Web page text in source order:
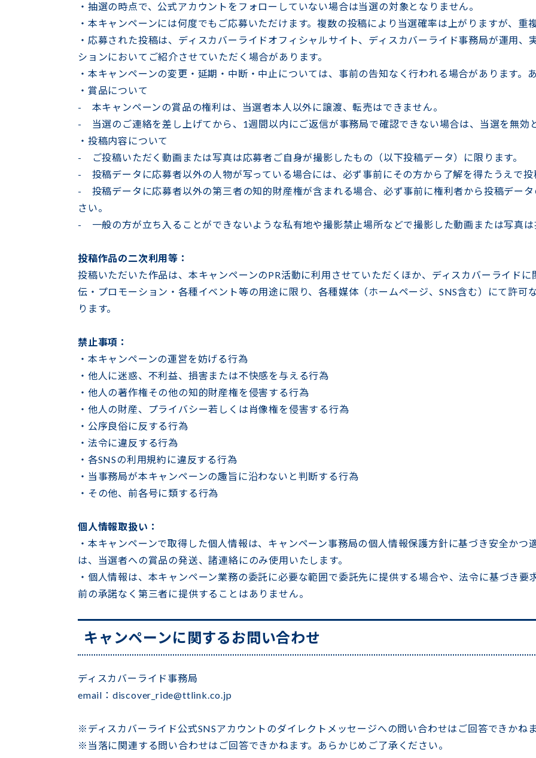
・抽選の時点で、公式アカウントをフォローしていない場合は当選の対象となりません。
・本キャンペーンには何度でもご応募いただけます。複数の投稿により当選確率は上がりますが、重
・応募された投稿は、ディスカバーライドオフィシャルサイト、ディスカバーライド事務局が運用、
ションにおいてご紹介させていただく場合があります。
・本キャンペーンの変更・延期・中断・中止については、事前の告知なく行われる場合があります。
・賞品について
- 本キャンペーンの賞品の権利は、当選者本人以外に譲渡、転売はできません。
- 当選のご連絡を差し上げてから、1週間以内にご返信が事務局で確認できない場合は、当選を無効
・投稿内容について
- ご投稿いただく動画または写真は応募者ご自身が撮影したもの（以下投稿データ）に限ります。
- 投稿データに応募者以外の人物が写っている場合には、必ず事前にその方から了解を得たうえで
- 投稿データに応募者以外の第三者の知的財産権が含まれる場合、必ず事前に権利者から投稿デー
さい。
- 一般の方が立ち入ることができないような私有地や撮影禁止場所などで撮影した動画または写真
投稿作品の二次利用等：
投稿いただいた作品は、本キャンペーンのPR活動に利用させていただくほか、ディスカバーライド
伝・プロモーション・各種イベント等の用途に限り、各種媒体（ホームページ、SNS含む）にて許可
ります。
禁止事項：
・本キャンペーンの運営を妨げる行為
・他人に迷惑、不利益、損害または不快感を与える行為
・他人の著作権その他の知的財産権を侵害する行為
・他人の財産、プライバシー若しくは肖像権を侵害する行為
・公序良俗に反する行為
・法令に違反する行為
・各SNSの利用規約に違反する行為
・当事務局が本キャンペーンの趣旨に沿わないと判断する行為
・その他、前各号に類する行為
個人情報取扱い：
・本キャンペーンで取得した個人情報は、キャンペーン事務局の個人情報保護方針に基づき安全かつ
は、当選者への賞品の発送、諸連絡にのみ使用いたします。
・個人情報は、本キャンペーン業務の委託に必要な範囲で委託先に提供する場合や、法令に基づき要
前の承諾なく第三者に提供することはありません。
キャンペーンに関するお問い合わせ
ディスカバーライド事務局
email： discover_ride@ttlink.co.jp
※ディスカバーライド公式SNSアカウントのダイレクトメッセージへの問い合わせはご回答できかね
※当落に関連する問い合わせはご回答できかねます。あらかじめご了承ください。